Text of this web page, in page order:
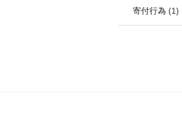
寄付行為 (1)